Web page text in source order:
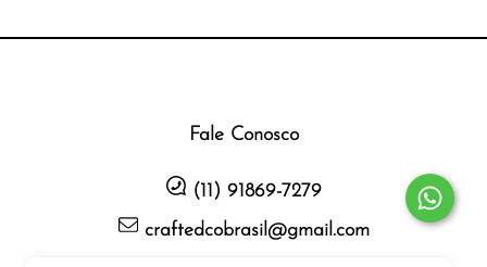
Fale Conosco
(11) 91869-7279
craftedcobrasil@gmail.com